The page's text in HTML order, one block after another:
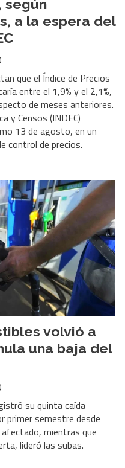
según
a la espera del
que el Índice de Precios
entre el 1,9% y el 2,1%,
de meses anteriores.
y Censos (INDEC)
13 de agosto, en un
control de precios.
volvió a
una baja del
su quinta caída
primer semestre desde
mientras que
lideró las subas.